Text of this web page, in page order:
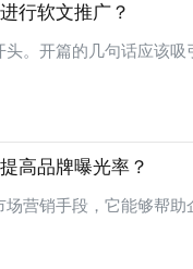
行软文推广？
。开篇的几句话应该
高品牌曝光率？
营销手段，它能够帮